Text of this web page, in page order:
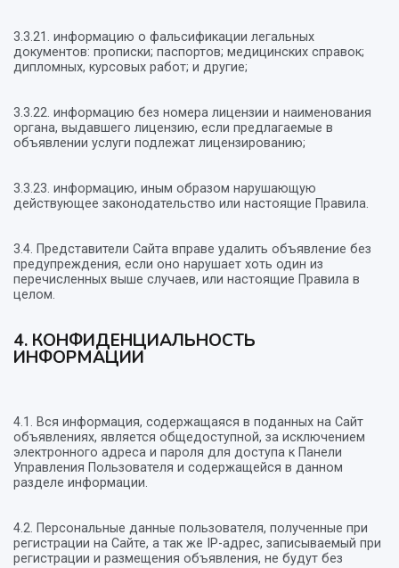
3.3.21. информацию о фальсификации легальных
документов: прописки; паспортов; медицинских справок;
дипломных, курсовых работ; и другие;
3.3.22. информацию без номера лицензии и наименования
органа, выдавшего лицензию, если предлагаемые в
объявлении услуги подлежат лицензированию;
3.3.23. информацию, иным образом нарушающую
действующее законодательство или настоящие Правила.
3.4. Представители Сайта вправе удалить объявление без
предупреждения, если оно нарушает хоть один из
перечисленных выше случаев, или настоящие Правила в
целом.
4. КОНФИДЕНЦИАЛЬНОСТЬ
ИНФОРМАЦИИ
4.1. Вся информация, содержащаяся в поданных на Сайт
объявлениях, является общедоступной, за исключением
электронного адреса и пароля для доступа к Панели
Управления Пользователя и содержащейся в данном
разделе информации.
4.2. Персональные данные пользователя, полученные при
регистрации на Сайте, а так же IP-адрес, записываемый при
регистрации и размещения объявления, не будут без